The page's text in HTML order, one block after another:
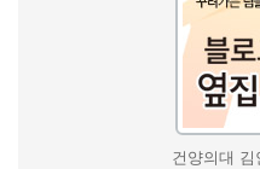
건양의대